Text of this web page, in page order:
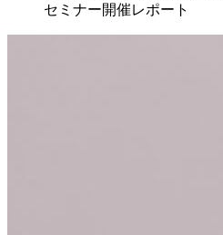
セミナー開催レポート